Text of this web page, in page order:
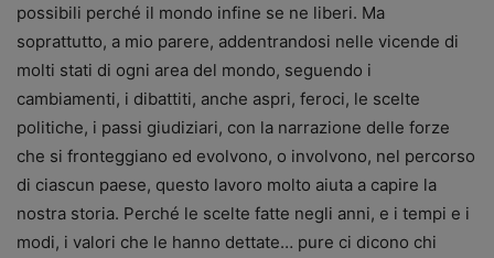
possibili perché il mondo infine se ne liberi. Ma
soprattutto, a mio parere, addentrandosi nelle vicende di
molti stati di ogni area del mondo, seguendo i
cambiamenti, i dibattiti, anche aspri, feroci, le scelte
politiche, i passi giudiziari, con la narrazione delle forze
che si fronteggiano ed evolvono, o involvono, nel percorso
di ciascun paese, questo lavoro molto aiuta a capire la
nostra storia. Perché le scelte fatte negli anni, e i tempi e i
modi, i valori che le hanno dettate… pure ci dicono chi